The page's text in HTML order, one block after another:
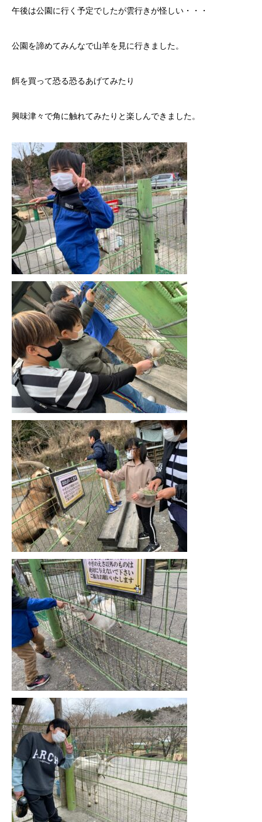
午後は公園に行く予定でしたが雲行きが怪しい・・・
公園を諦めてみんなで山羊を見に行きました。
餌を買って恐る恐るあげてみたり
興味津々で角に触れてみたりと楽しんできました。